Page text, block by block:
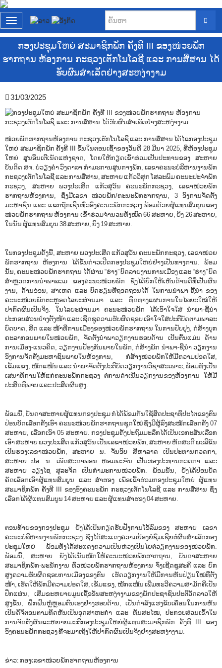
T
o
l
v
g
a
n
ກອງປະຊຸມໃຫຍ່ ສະມາຊິກພັກ ຄັ້ງທີ III ຂອງໜ່ວຍພັກ
ຮາກຖານ ຫ້ອງການ ກະຊວງເຕັກໂນໂລຊີ ແລະ ການສື່ສານ ໄດ້
ຮັບຜົນສໍາເລັດຢ່າງສະຫງ່າງາມ
31/03/2025
ໜ່ວຍພັກຮາກຖານຫ້ອງການ ກະຊວງເຕັກໂນໂລຊີ ແລະ ການສື່ສານ ໄດ້ໄຂກອງປະຊຸມ
ໃຫຍ່ ສະມາຊິກພັກ ຄັ້ງທີ III ຂຶ້ນໃນຕອນເຊົ້າຂອງວັນທີ 28 ມີນາ 2025, ທີ່ຫ້ອງປະຊຸມ
ໃຫຍ່ ສູນອິນເຕີເນັດແຫ່ງຊາດ, ໂດຍໃຫ້ກຽດເຂົ້າຮ່ວມເປັນປະທານຂອງ ສະຫາຍ
ບັນດິດ ສຈ. ບໍ່ວຽງຄໍາ ວົງດາລາ ກໍາມະການສູນກາງພັກ, ເລຂາຄະນະບໍລິຫານງານພັກ
ກະຊວງເຕັກໂນໂລຊີ ແລະ ການສື່ສານ, ສະຫາຍ ແກ້ວວິສຸກ ໂສລະພົມ ຄະນະປະຈໍາພັກ
ກະຊວງ, ສະຫາຍ ພວງປະເສີດ ແກ້ວສຸວັນ ຄະນະພັກກະຊວງ, ເລຂາໜ່ວຍພັກ
ຮາກຖານຫ້ອງການ, ຊຶ່ງມີເລຂາ ໜ່ວຍພັກ/ຄະນະພັກຮາກຖານ, 3 ອົງການຈັດຕັ້ງ
ມະຫາຊົນ ແລະ ແຂກຖືກເຊີນທົ່ວອົງຄະນະພັກກະຊວງ ພ້ອມດ້ວຍຜູ້ແທນສົມບູນຂອງ
ໜ່ວຍພັກຮາກຖານ ຫ້ອງການ ເຂົ້າຮ່ວມຈໍານວນທັງໝົດ 66 ສະຫາຍ, ຍິງ 26 ສະຫາຍ,
ໃນນັ້ນ ຜູ້ແທນສົມບູນ 38 ສະຫາຍ, ຍິງ 19 ສະຫາຍ.
ໃນກອງປະຊຸມຄັ້ງນີ້, ສະຫາຍ ພວງປະເສີດ ແກ້ວສຸວັນ ຄະນະພັກກະຊວງ, ເລຂາໜ່ວຍ
ພັກຮາກຖານ ຫ້ອງການ ໄດ້ຂຶ້ນກ່າວເປີດກອງປະຊຸມໃຫຍ່ຢ່າງເປັນທາງການ. ພ້ອມ
ນັ້ນ, ຄະນະໜ່ວຍພັກຮາກຖານ ໄດ້ຜ່ານ “ຮ່າງ” ບົດລາຍງານການເມືອງ ແລະ “ຮ່າງ” ບົດ
ສໍາຫຼວດການນໍາພາລວມ ຂອງຄະນະໜ່ວຍພັກ ຊຶ່ງໄດ້ຍົກໃຫ້ເຫັນດ້ານດີທີ່ເປັນຜົນ
ງານ, ດ້ານອ່ອນ, ສາເຫດ ແລະ ບົດຮຽນທີ່ຖອດຖອນໄດ້ ໃນການນໍາພາ-ຊີ້ນໍາ ຂອງ
ຄະນະໜ່ວຍພັກຕະຫຼອດໄລຍະຜ່ານມາ ແລະ ທິດທາງແຜນການໃນໄລຍະໃໝ່ໃຫ້
ປາກົດຜົນເປັນຈິງ. ໃນໄລຍະຜ່ານມາ ຄະນະໜ່ວຍພັກ ໄດ້ເອົາໃຈໃສ່ ນໍາພາ-ຊີ້ນໍາ
ປະກອບສ່ວນຢ່າງຕັ້ງໜ້າ ແລະ ເຊີດຊູຄວາມຮັບຜິດຊອບ ເອົາໃຈໃສ່ປະຕິບັດຕາມພາລະ
ບົດບາດ, ສິດ ແລະ ໜ້າທີ່ການເມືອງຂອງໜ່ວຍພັກຮາກຖານ ໃນການປັບປຸງ, ກໍ່ສ້າງບຸກ
ຄະລາກອນພາຍໃນໜ່ວຍພັກ, ຈັດຕັ້ງນໍາພາວຽກງານຮອບດ້ານ ເປັນຕົ້ນແມ່ນ ດ້ານ
ການເມືອງ-ແນວຄິດ, ວຽກງານປ້ອງກັນພາຍໃນພັກ, ກໍ່ສ້າງພັກ ນໍາພາ-ຊີ້ນໍາ ວຽກງານ
ອົງການຈັດຕັ້ງມະຫາຊົນພາຍໃນຫ້ອງການ, ກໍ່ສ້າງໜ່ວຍພັກໃຫ້ມີຄວາມປອດໃສ,
ເຂັ້ມແຂງ, ໜັກແໜ້ນ ແລະ ນໍາພາຈັດຕັ້ງປະຕິບັດວຽກງານວິຊາສະເພາະ, ພ້ອມທັງເປັນ
ເສນາທິການໃຫ້ແກ່ຄະນະພັກກະຊວງ ຕໍ່ການດໍາເນີນວຽກງານຂອງຫ້ອງການ ໃຫ້ມີ
ປະສິດທິພາບ ແລະ ປະສິດຜົນສູງ.
ພ້ອມນີ້, ບັນດາສະຫາຍຜູ້ແທນກອງປະຊຸມ ກໍໄດ້ພ້ອມກັນໃຊ້ສິດປະຊາທິປະໄຕຂອງຕົນ
ປ່ອນບັດເລືອກຕັ້ງເອົາ ຄະນະໜ່ວຍພັກຮາກຖານຊຸດໃໝ່ ຊຶ່ງມີຜູ້ລົງສະໝັກເລືອກຕັ້ງ 07
ສະຫາຍ, ເລືອກເອົາ 05 ສະຫາຍ. ກອງປະຊຸມຄັ້ງປະຖົມມະລຶກໄດ້ເປັນເອກະສັນເລືອກ
ເອົາ ສະຫາຍ ພວງປະເສີດ ແກ້ວສຸວັນ ເປັນເລຂາໜ່ວຍພັກ, ສະຫາຍ ຫັດສະດີ ພະລີຂັນ
ເປັນຮອງເລຂາໜ່ວຍພັກ, ສະຫາຍ ນ. ຈັນອົບ ສີຫາລາດ ເປັນປະທານກວດກາ,
ສະຫາຍ ປອ. ນ. ເພັດສະດາພອນ ຫອມພະຈັນ ເປັນຮອງປະທານກວດກາ ແລະ
ສະຫາຍ ວຽງໄຊ ສຸລະຈິດ ເປັນກໍາມະການໜ່ວຍພັກ. ພ້ອມນັ້ນ, ຍັງໄດ້ປ່ອນບັດ
ຄັດເລືອກເອົາຜູ້ແທນສົມບູນ ແລະ ສໍາຮອງ ເພື່ອເຂົ້າຮ່ວມກອງປະຊຸມໃຫຍ່ ຜູ້ແທນ
ສະມາຊິກພັກ ຄັ້ງທີ III ຂອງອົງຄະນະພັກ ກະຊວງເຕັກໂນໂລຊີ ແລະ ການສື່ສານ ຊຶ່ງ
ເລືອກໄດ້ຜູ້ແທນສົມບູນ 14 ສະຫາຍ ແລະ ຜູ້ແທນສໍາຮອງ 04 ສະຫາຍ.
ຕອນທ້າຍຂອງກອງປະຊຸມ ຍັງໄດ້ເປັນກຽດຮັບຟັງການໂອ້ລົມຂອງ ສະຫາຍ ເລຂາ
ຄະນະບໍລິຫານງານພັກກະຊວງ ຊຶ່ງໄດ້ສະແດງຄວາມຍ້ອງຍໍຊົມເຊີຍຕໍ່ຜົນສໍາເລັດກອງ
ປະຊຸມໃຫຍ່ ພ້ອມທັງໄດ້ສະແດງຄວາມເປັນຫ່ວງເປັນໄຍຕໍ່ວຽກງານຂອງໜ່ວຍພັກ.
ພ້ອມນີ້, ສະຫາຍ ຍັງໄດ້ເນັ້ນໜັກໃຫ້ຄະນະໜ່ວຍພັກຮາກຖານ, ບັນດາສະຫາຍ
ສະມາຊິກພັກ-ພະນັກງານ ທົ່ວໜ່ວຍພັກຮາກຖານຫ້ອງການ ຈົ່ງເຊີດຊູສະຕິ ແລະ ຍົກ
ສູງຄວາມຮັບຜິດຊອບການເມືອງຂອງຕົນ ເຮັດວຽກງານໃຫ້ມີການຫັນປ່ຽນໃໝ່ທີ່ຕັ້ງ
ໜ້າ, ເຮັດໃຫ້ພັກມີຄວາມປອດໃສ, ເຂັ້ມແຂງ, ໜັກແໜ້ນ ເພີ່ມທະວີຄວາມສາມັກຄີເປັນ
ປຶກແຜ່ນ, ເສີມຂະຫຍາຍມູນເຊື້ອອັນສະຫງ່າງາມຂອງພັກປະຊາຊົນປະຕິວັດລາວໃຫ້
ສູງຂຶ້ນ, ຝຶກຝົນຫຼໍ່ຫຼອມຕົນເອງຢ່າງຮອບດ້ານ, ເປັນກໍາລັງແຮງຂັບເຄື່ອນໃນການຫັນ
ເປັນດິຈິຕອນຕາມທິດຫັນເປັນອຸດສາຫະກໍາ ແລະ ທັນສະໄໝ, ປະກອບສ່ວນເຂົ້າໃນ
ການຈັດຕັ້ງຜັນຂະຫຍາຍມະຕິກອງປະຊຸມໃຫຍ່ຜູ້ແທນສະມາຊິກພັກ ຄັ້ງທີ III ຂອງ
ອົງຄະນະພັກກະຊວງ ທີ່ຈະມາເຖິງໃຫ້ປາກົດຜົນເປັນຈິງຢ່າງສະຫງ່າງາມ.
ຂ່າວ: ກອງເລຂາໜ່ວຍພັກຮາກຖານຫ້ອງການ